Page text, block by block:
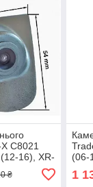
С8021
16), XR-
₴
(06-
1